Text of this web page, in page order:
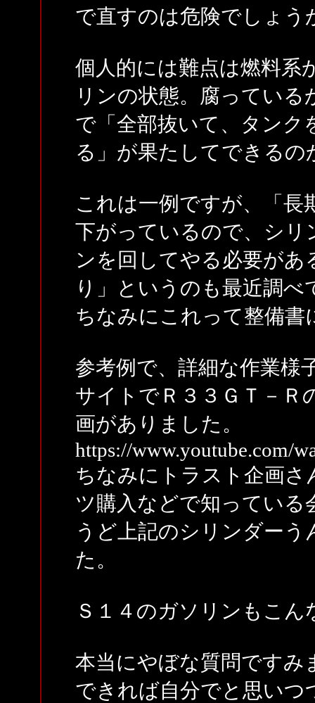
で直すのは危険でしょう
個人的には難点は燃料系
リンの状態。腐ってい
で「全部抜いて、タンク
る」が果たしてできるの
これは一例ですが、「長
下がっているので、シ
ンを回してやる必要が
り」というのも最近調
ちなみにこれって整備
参考例で、詳細な作業様
サイトでＲ３３ＧＴ－Ｒ
画がありました。
https://www.youtube.com/
ちなみにトラスト企画
ツ購入などで知っている
うど上記のシリンダー
た。
Ｓ１４のガソリンもこ
本当にやぼな質問ですみ
できれば自分でと思いつ